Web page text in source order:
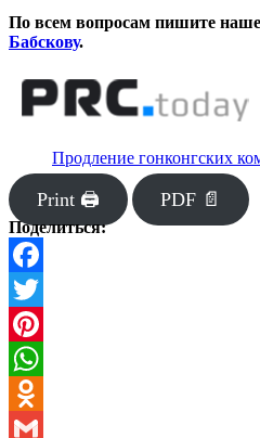
По всем вопросам пишите
Бабскову.
Продление гонконгских
Print 🖨 PDF 📄
Поделиться:
Facebook
Twitter
Pinterest
WhatsApp
Odnoklassniki